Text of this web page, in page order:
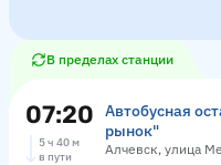
В пределах станции
07:20
Автобусная
рынок"
Алчевск, улица
5 ч 40 м
в пути